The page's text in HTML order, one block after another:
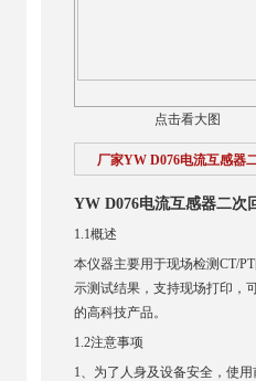
点击看大图
厂家YW D076电流互感器
YW D076电流互感器二次
1.1概述
本仪器主要用于现场检测CT/
示测试结果，支持现场打印，
的高科技产品。
1.2注意事项
1、为了人身及设备安全，使